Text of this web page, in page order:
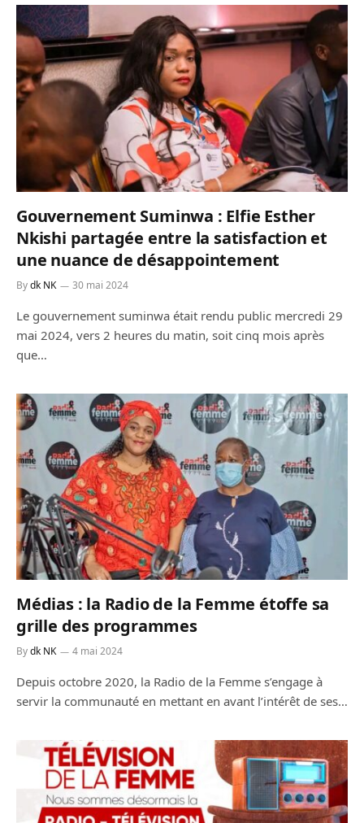
Gouvernement Suminwa : Elfie Esther
Nkishi partagée entre la satisfaction et
une nuance de désappointement
Bydk NK 30 mai 2024
Le gouvernement suminwa était rendu public mercredi 29
mai 2024, vers 2 heures du matin, soit cinq mois après
que…
Médias : la Radio de la Femme étoffe sa
grille des programmes
Bydk NK 4 mai 2024
Depuis octobre 2020, la Radio de la Femme s’engage à
servir la communauté en mettant en avant l’intérêt de ses…